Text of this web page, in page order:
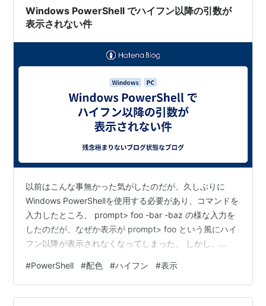
っとまとまります。私はWebサイトのデザインでよくこ
の手法を取り入れていて、ブランドカ…
Windows PowerShell でハイフン以降の引数が
表示されない件
以前はこんな事無かった気がしたのだが、久しぶりに
Windows PowerShellを使用する必要があり、コマンドを
入力したところ、 prompt> foo -bar -baz の様な入力を
したのだが、なぜか表示が prompt> foo という風にハイ
フン以降が表示されなくなってしまった。 しかし、
PowerShellの配色設定に何か問題があるのかと確認して
みたが、文字色、背景色等を個別に色設定する項目はあ
れど、センテンスの種類毎に色を指定するような項目は
#PowerShell #配色 #ハイフン #表示